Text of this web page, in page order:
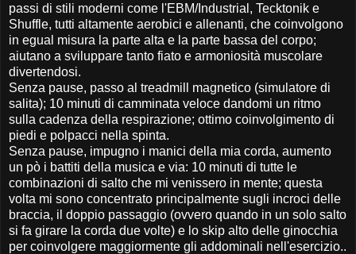
passi di stili moderni come l'EBM/Industrial, Tecktonik e
Shuffle, tutti altamente aerobici e allenanti, che coinvolgono
in egual misura la parte alta e la parte bassa del corpo;
aiutano a sviluppare tanto fiato e armoniosità muscolare
divertendosi.
Senza pause, passo al treadmill magnetico (simulatore di
salita); 10 minuti di camminata veloce dandomi un ritmo
sulla cadenza della respirazione; ottimo coinvolgimento di
piedi e polpacci nella spinta.
Senza pause, impugno i manici della mia corda, aumento
un pò i battiti della musica e via: 10 minuti di tutte le
combinazioni di salto che mi venissero in mente; questa
volta mi sono concentrato principalmente sugli incroci delle
braccia, il doppio passaggio (ovvero quando in un solo salto
si fa girare la corda due volte) e lo skip alto delle ginocchia
per coinvolgere maggiormente gli addominali nell'esercizio..